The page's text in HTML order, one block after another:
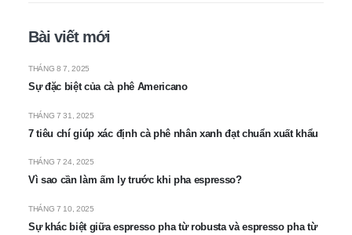
Bài viết mới
Sự đặc biệt của cà phê Americano
THÁNG 8 7, 2025
7 tiêu chí giúp xác định cà phê nhân xanh đạt chuẩn xuất khẩu
THÁNG 7 31, 2025
Vì sao cần làm ấm ly trước khi pha espresso?
THÁNG 7 24, 2025
Sự khác biệt giữa espresso pha từ robusta và espresso pha từ
THÁNG 7 10, 2025